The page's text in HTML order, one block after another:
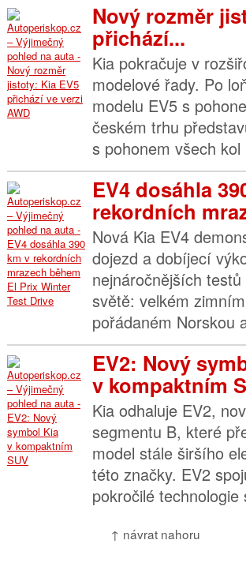
Nový rozměr
přichází...
Kia pokračuje v
modelové řady. Po
modelu EV5 s
českém trhu
s pohonem všech
EV4 dosáhla
rekordních
Nová Kia EV4
dojezd a dobíjecí
nejnáročnějších
světě: velkém
pořádaném Norskou
EV2: Nový
v kompaktním
Kia odhaluje EV2,
segmentu B, které
model stále širšího
této značky. EV2
pokročilé technologie
↑ návrat nahoru